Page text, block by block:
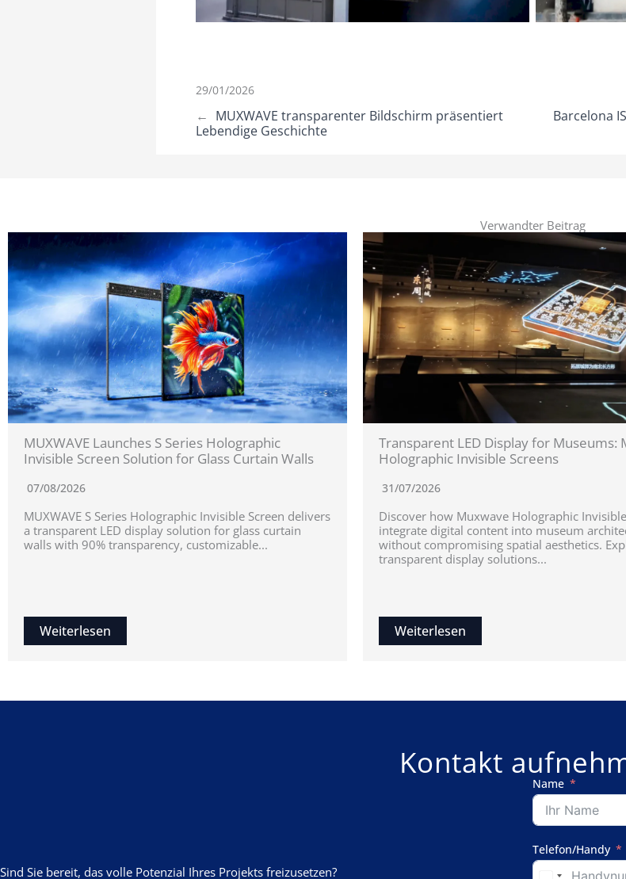
29/01/2026
← MUXWAVE transparenter Bildschirm präsentiert
Lebendige Geschichte
Barcelona
Verwandter Beitrag
MUXWAVE Launches S Series Holographic
Invisible Screen Solution for Glass Curtain Walls
07/08/2026
MUXWAVE S Series Holographic Invisible Screen delivers
a transparent LED display solution for glass curtain
walls with 90% transparency, customizable...
Weiterlesen
Transparent LED Display for Museums:
Holographic Invisible Screens
31/07/2026
Discover how Muxwave Holographic
integrate digital content into museum
without compromising spatial aesthetics.
transparent display solutions...
Weiterlesen
Kontakt
Sind Sie bereit, das volle Potenzial Ihres Projekts freizusetzen?
Name
Telefon/Handy